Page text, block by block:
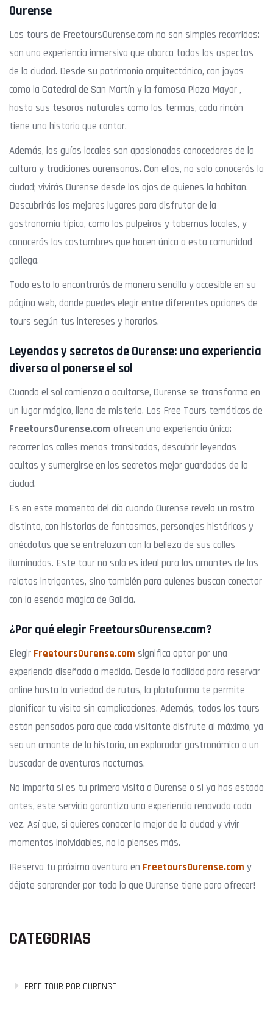
Ourense
Los tours de FreetoursOurense.com no son simples recorridos:
son una experiencia inmersiva que abarca todos los aspectos
de la ciudad. Desde su patrimonio arquitectónico, con joyas
como la Catedral de San Martín y la famosa Plaza Mayor ,
hasta sus tesoros naturales como las termas, cada rincón
tiene una historia que contar.
Además, los guías locales son apasionados conocedores de la
cultura y tradiciones ourensanas. Con ellos, no solo conocerás la
ciudad; vivirás Ourense desde los ojos de quienes la habitan.
Descubrirás los mejores lugares para disfrutar de la
gastronomía típica, como los pulpeiros y tabernas locales, y
conocerás las costumbres que hacen única a esta comunidad
gallega.
Todo esto lo encontrarás de manera sencilla y accesible en su
página web, donde puedes elegir entre diferentes opciones de
tours según tus intereses y horarios.
Leyendas y secretos de Ourense: una experiencia
diversa al ponerse el sol
Cuando el sol comienza a ocultarse, Ourense se transforma en
un lugar mágico, lleno de misterio. Los Free Tours temáticos de
FreetoursOurense.com ofrecen una experiencia única:
recorrer las calles menos transitadas, descubrir leyendas
ocultas y sumergirse en los secretos mejor guardados de la
ciudad.
Es en este momento del día cuando Ourense revela un rostro
distinto, con historias de fantasmas, personajes históricos y
anécdotas que se entrelazan con la belleza de sus calles
iluminadas. Este tour no solo es ideal para los amantes de los
relatos intrigantes, sino también para quienes buscan conectar
con la esencia mágica de Galicia.
¿Por qué elegir FreetoursOurense.com?
Elegir FreetoursOurense.com significa optar por una
experiencia diseñada a medida. Desde la facilidad para reservar
online hasta la variedad de rutas, la plataforma te permite
planificar tu visita sin complicaciones. Además, todos los tours
están pensados para que cada visitante disfrute al máximo, ya
sea un amante de la historia, un explorador gastronómico o un
buscador de aventuras nocturnas.
No importa si es tu primera visita a Ourense o si ya has estado
antes, este servicio garantiza una experiencia renovada cada
vez. Así que, si quieres conocer lo mejor de la ciudad y vivir
momentos inolvidables, no lo pienses más.
¡Reserva tu próxima aventura en FreetoursOurense.com y
déjate sorprender por todo lo que Ourense tiene para ofrecer!
CATEGORÍAS
FREE TOUR POR OURENSE